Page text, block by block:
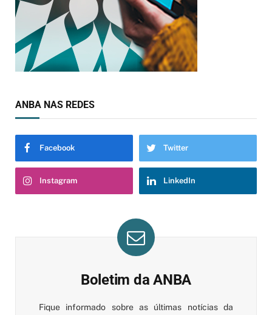
ANBA NAS REDES
Facebook Twitter
Instagram LinkedIn
Boletim da ANBA
Fique informado sobre as últimas notícias da